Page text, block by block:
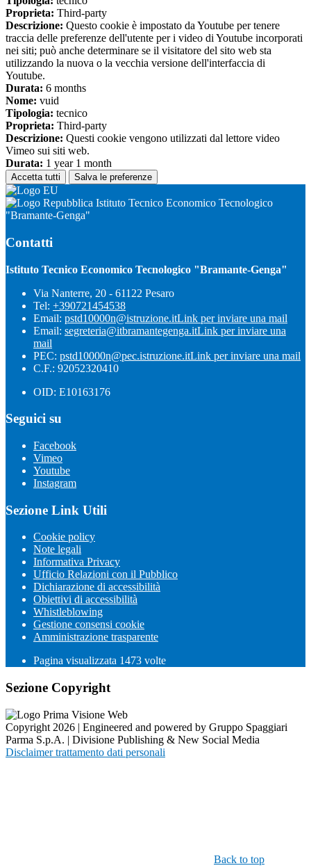
Proprieta: Third-party
Descrizione: Questo cookie è impostato da Youtube per tenere
traccia delle preferenze dell'utente per i video di Youtube incorporati
nei siti; può anche determinare se il visitatore del sito web sta
utilizzando la nuova o la vecchia versione dell'interfaccia di
Youtube.
Durata: 6 months
Nome: vuid
Tipologia: tecnico
Proprieta: Third-party
Descrizione: Questi cookie vengono utilizzati dal lettore video
Vimeo sui siti web.
Durata: 1 year 1 month
Accetta tutti Salva le preferenze
Istituto Tecnico Economico Tecnologico
"Bramante-Genga"
Contatti
Istituto Tecnico Economico Tecnologico "Bramante-Genga"
Via Nanterre, 20 - 61122 Pesaro
Tel: +390721454538
Email: pstd10000n@istruzione.itLink per inviare una mail
Email: segreteria@itbramantegenga.itLink per inviare una
mail
PEC: pstd10000n@pec.istruzione.itLink per inviare una mail
C.F.: 92052320410
OID: E10163176
Seguici su
Facebook
Vimeo
Youtube
Instagram
Sezione Link Utili
Cookie policy
Note legali
Informativa Privacy
Ufficio Relazioni con il Pubblico
Dichiarazione di accessibilità
Obiettivi di accessibilità
Whistleblowing
Gestione consensi cookie
Amministrazione trasparente
Pagina visualizzata 1473 volte
Sezione Copyright
Copyright 2026 | Engineered and powered by Gruppo Spaggiari
Parma S.p.A. | Divisione Publishing & New Social Media
Disclaimer trattamento dati personali
Back to top